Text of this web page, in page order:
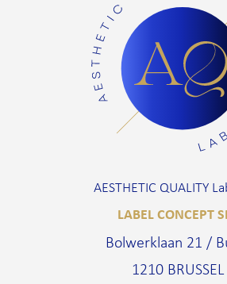
AESTHETIC QUALITY
LABEL CONCEPT
Bolwerklaan 21 /
1210 BRUSSEL